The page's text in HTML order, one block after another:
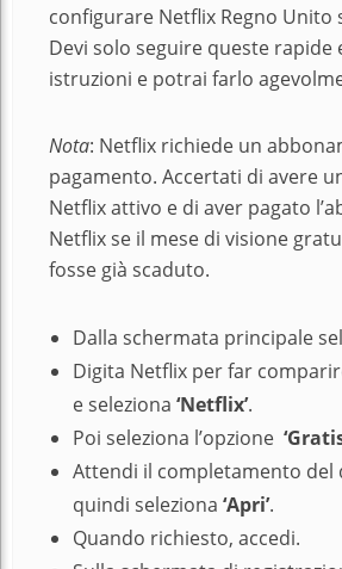
configurare Netflix Regno Unito
Devi solo seguire queste rapide
istruzioni e potrai farlo
Nota: Netflix richiede un
pagamento. Accertati di avere
Netflix attivo e di aver pagato
Netflix se il mese di visione
fosse già scaduto.
Dalla schermata principale
Digita Netflix per far
e seleziona ‘Netflix’.
Poi seleziona l’opzione
Attendi il completamento del
quindi seleziona ‘Apri’.
Quando richiesto, accedi.